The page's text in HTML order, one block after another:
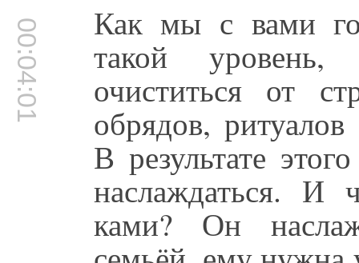
00:04:01 Как мы с вами
такой уровень,
очиститься от
обрядов,
В результате
наслаждаться. И
ками? Он